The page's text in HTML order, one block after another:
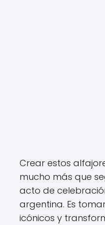
Crear estos
mucho más que
acto de
argentina. Es
icónicos y